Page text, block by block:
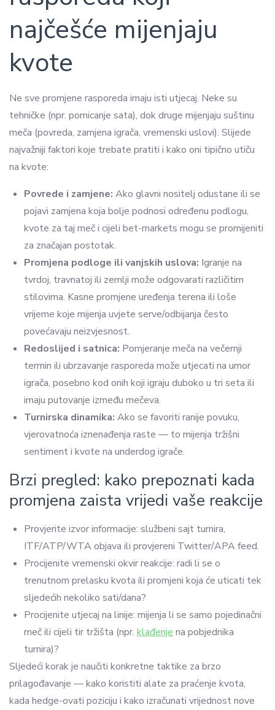
najčešće mijenjaju
kvote
Ne sve promjene rasporeda imaju isti utjecaj. Neke su
tehničke (npr. pomicanje sata), dok druge mijenjaju suštinu
meča (povreda, zamjena igrača, vremenski uslovi). Slijede
najvažniji faktori koje trebate pratiti i kako oni tipično utiču
na kvote:
Povrede i zamjene: Ako glavni nositelj odustane ili se
pojavi zamjena koja bolje podnosi određenu podlogu,
kvote za taj meč i cijeli bet-markets mogu se promijeniti
za značajan postotak.
Promjena podloge ili vanjskih uslova: Igranje na
tvrdoj, travnatoj ili zemlji može odgovarati različitim
stilovima. Kasne promjene uređenja terena ili loše
vrijeme koje mijenja uvjete serve/odbijanja često
povećavaju neizvjesnost.
Redoslijed i satnica: Pomjeranje meča na večernji
termin ili ubrzavanje rasporeda može utjecati na umor
igrača, posebno kod onih koji igraju duboko u tri seta ili
imaju putovanje između mečeva.
Turnirska dinamika: Ako se favoriti ranije povuku,
vjerovatnoća iznenađenja raste — to mijenja tržišni
sentiment i kvote na underdog igrače.
Brzi pregled: kako prepoznati kada
promjena zaista vrijedi vaše reakcije
Provjerite izvor informacije: službeni sajt turnira,
ITF/ATP/WTA objava ili provjereni Twitter/APA feed.
Procijenite vremenski okvir reakcije: radi li se o
trenutnom prelasku kvota ili promjeni koja će uticati tek
sljedećih nekoliko sati/dana?
Procijenite utjecaj na linije: mijenja li se samo pojedinačni
meč ili cijeli tir tržišta (npr. klađenje na pobjednika
turnira)?
Sljedeći korak je naučiti konkretne taktike za brzo
prilagođavanje — kako koristiti alate za praćenje kvota,
kada hedge-ovati poziciju i kako izračunati vrijednost nove